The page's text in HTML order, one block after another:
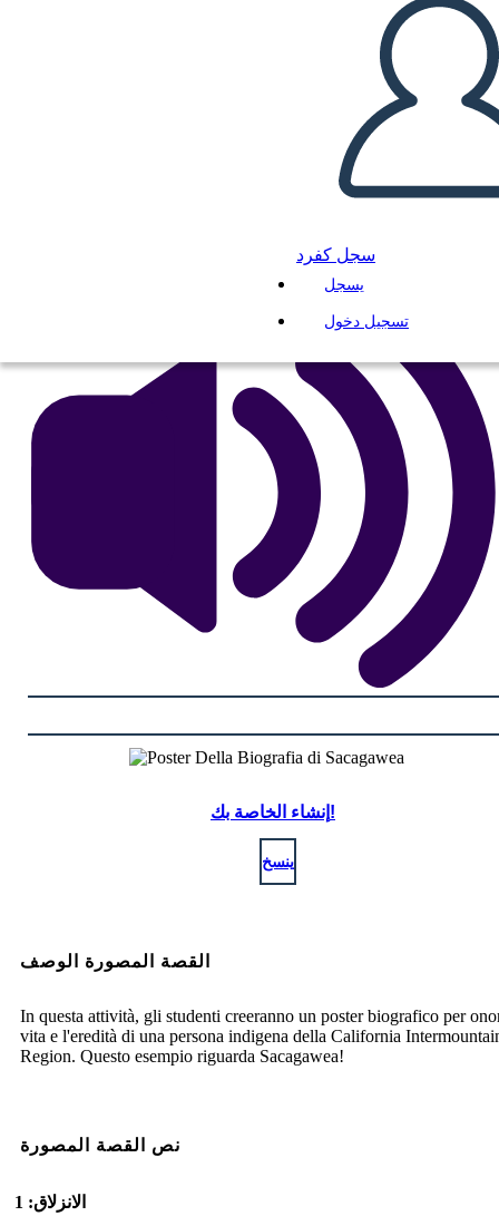
سجل كفرد
يسجل
تسجيل دخول
إنشاء الخاصة بك!
ينسخ
القصة المصورة الوصف
In questa attività, gli studenti creeranno un poster biografico per
vita e l'eredità di una persona indigena della California
Region. Questo esempio riguarda Sacagawea!
نص القصة المصورة
الانزلاق: 1